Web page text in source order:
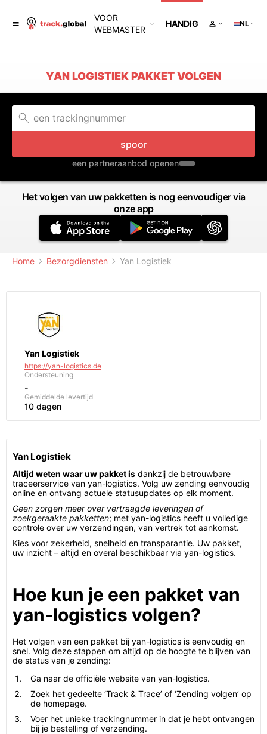
VOOR
WEBMASTER
HANDIG NL
YAN LOGISTIEK PAKKET VOLGEN
spoor
een partneraanbod openen
Het volgen van uw pakketten is nog eenvoudiger via
onze app
Home Bezorgdiensten Yan Logistiek
Yan Logistiek
https://yan-logistics.de
Ondersteuning
-
Gemiddelde levertijd
10 dagen
Yan Logistiek
Altijd weten waar uw pakket is dankzij de betrouwbare
traceerservice van yan-logistics. Volg uw zending eenvoudig
online en ontvang actuele statusupdates op elk moment.
Geen zorgen meer over vertraagde leveringen of
zoekgeraakte pakketten; met yan-logistics heeft u volledige
controle over uw verzendingen, van vertrek tot aankomst.
Kies voor zekerheid, snelheid en transparantie. Uw pakket,
uw inzicht – altijd en overal beschikbaar via yan-logistics.
Hoe kun je een pakket van
yan-logistics volgen?
Het volgen van een pakket bij yan-logistics is eenvoudig en
snel. Volg deze stappen om altijd op de hoogte te blijven van
de status van je zending:
Ga naar de officiële website van yan-logistics.
Zoek het gedeelte ‘Track & Trace’ of ‘Zending volgen’ op
de homepage.
Voer het unieke trackingnummer in dat je hebt ontvangen
bij je bestelling of verzending.